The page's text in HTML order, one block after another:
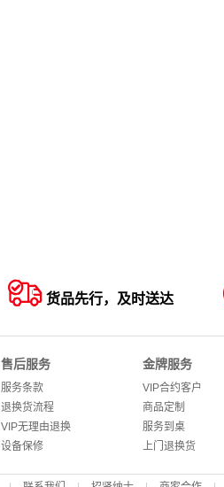
货品先行，及时送达
售后服务
服务条款
退换货流程
VIP无理由退换
设备保修
金牌服务
VIP合约客户
商品定制
服务到桌
上门退换货